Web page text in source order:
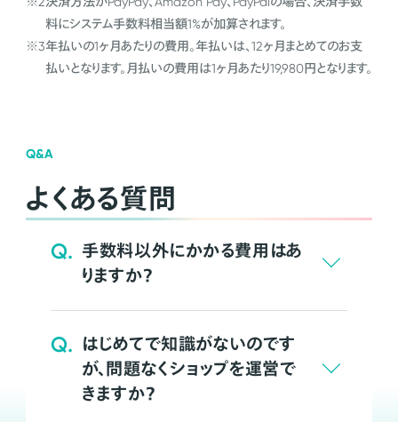
料にシステム手数料相当額1%が加算されます。
※3年払いの1ヶ月あたりの費用。年払いは、12ヶ月まとめてのお支
払いとなります。月払いの費用は1ヶ月あたり19,980円となります。
Q&A
よくある質問
Q. 手数料以外にかかる費用はあ
りますか？
Q. はじめてで知識がないのです
が、問題なくショップを運営で
きますか？